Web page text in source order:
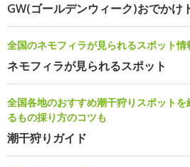
GW(ゴールデンウィーク)おでかけ
全国のネモフィラが見られるスポット
ネモフィラが見られるスポット
全国各地のおすすめ潮干狩りスポット
るもの採り方のコツも
潮干狩りガイド